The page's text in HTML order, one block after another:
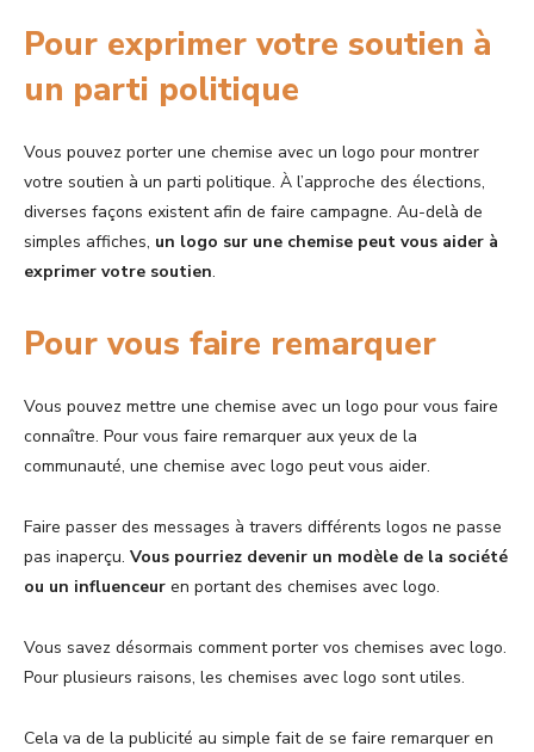
Pour exprimer votre soutien à
un parti politique
Vous pouvez porter une chemise avec un logo pour montrer
votre soutien à un parti politique. À l’approche des élections,
diverses façons existent afin de faire campagne. Au-delà de
simples affiches, un logo sur une chemise peut vous aider à
exprimer votre soutien.
Pour vous faire remarquer
Vous pouvez mettre une chemise avec un logo pour vous faire
connaître. Pour vous faire remarquer aux yeux de la
communauté, une chemise avec logo peut vous aider.
Faire passer des messages à travers différents logos ne passe
pas inaperçu. Vous pourriez devenir un modèle de la société
ou un influenceur en portant des chemises avec logo.
Vous savez désormais comment porter vos chemises avec logo.
Pour plusieurs raisons, les chemises avec logo sont utiles.
Cela va de la publicité au simple fait de se faire remarquer en